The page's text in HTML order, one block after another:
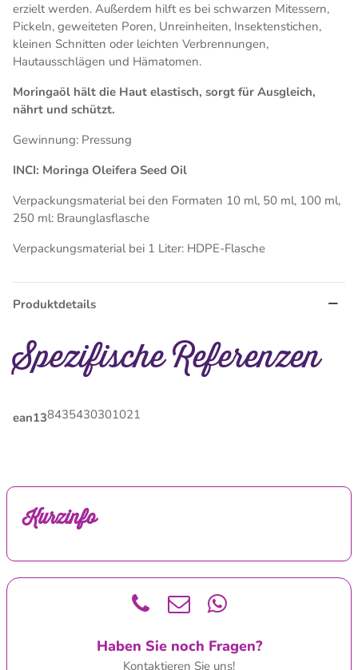
erzielt werden. Außerdem hilft es bei schwarzen Mitessern,
Pickeln, geweiteten Poren, Unreinheiten, Insektenstichen,
kleinen Schnitten oder leichten Verbrennungen,
Hautausschlägen und Hämatomen.
Moringaöl hält die Haut elastisch, sorgt für Ausgleich,
nährt und schützt.
Gewinnung: Pressung
INCI: Moringa Oleifera Seed Oil
Verpackungsmaterial bei den Formaten 10 ml, 50 ml, 100 ml,
250 ml: Braunglasflasche
Verpackungsmaterial bei 1 Liter: HDPE-Flasche
Produktdetails
Spezifische Referenzen
ean138435430301021
Kurzinfo
Haben Sie noch Fragen?
Kontaktieren Sie uns!